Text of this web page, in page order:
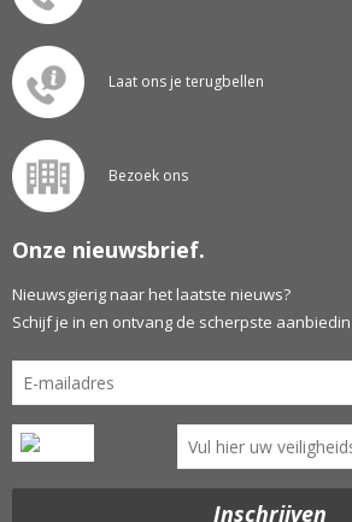
Laat ons je terugbellen
Bezoek ons
Onze nieuwsbrief.
Nieuwsgierig naar het laatste nieuws?
Schijf je in en ontvang de scherpste